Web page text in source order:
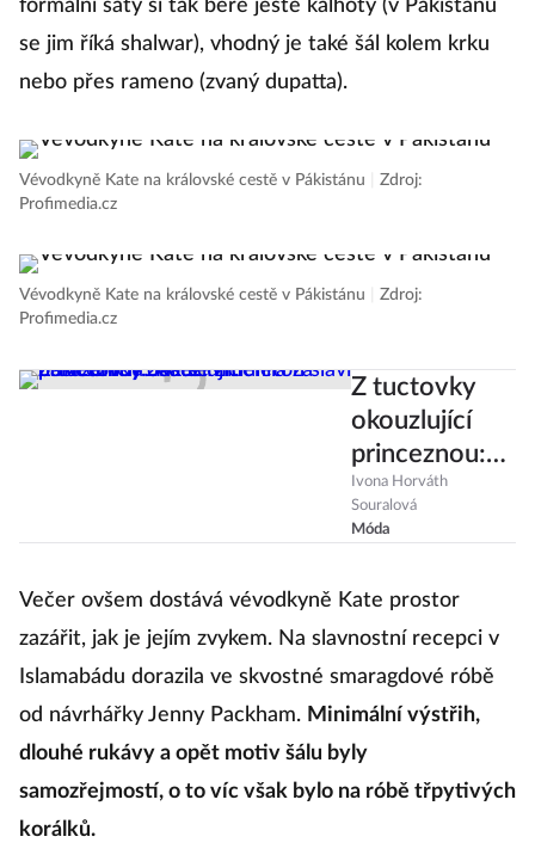
formální šaty si tak bere ještě kalhoty (v Pákistánu
se jim říká shalwar), vhodný je také šál kolem krku
nebo přes rameno (zvaný dupatta).
Vévodkyně Kate na královské cestě v Pákistánu
Zdroj:
Profimedia.cz
Vévodkyně Kate na královské cestě v Pákistánu
Zdroj:
Profimedia.cz
Z tuctovky
okouzlující
princeznou:
Kate
Middleton
narozeniny.
za posledních
20 let?
Ivona Horváth
Souralová
Móda
Večer ovšem dostává vévodkyně Kate prostor
zazářit, jak je jejím zvykem. Na slavnostní recepci v
Islamabádu dorazila ve skvostné smaragdové róbě
od návrhářky Jenny Packham. Minimální výstřih,
dlouhé rukávy a opět motiv šálu byly
samozřejmostí, o to víc však bylo na róbě třpytivých
korálků.